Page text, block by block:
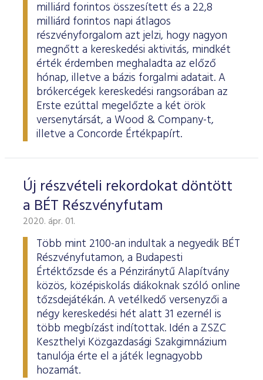
milliárd forintos összesített és a 22,8
milliárd forintos napi átlagos
részvényforgalom azt jelzi, hogy nagyon
megnőtt a kereskedési aktivitás, mindkét
érték érdemben meghaladta az előző
hónap, illetve a bázis forgalmi adatait. A
brókercégek kereskedési rangsorában az
Erste ezúttal megelőzte a két örök
versenytársát, a Wood & Company-t,
illetve a Concorde Értékpapírt.
Új részvételi rekordokat döntött
a BÉT Részvényfutam
2020. ápr. 01.
Több mint 2100-an indultak a negyedik BÉT
Részvényfutamon, a Budapesti
Értéktőzsde és a Pénziránytű Alapítvány
közös, középiskolás diákoknak szóló online
tőzsdejátékán. A vetélkedő versenyzői a
négy kereskedési hét alatt 31 ezernél is
több megbízást indítottak. Idén a ZSZC
Keszthelyi Közgazdasági Szakgimnázium
tanulója érte el a játék legnagyobb
hozamát.